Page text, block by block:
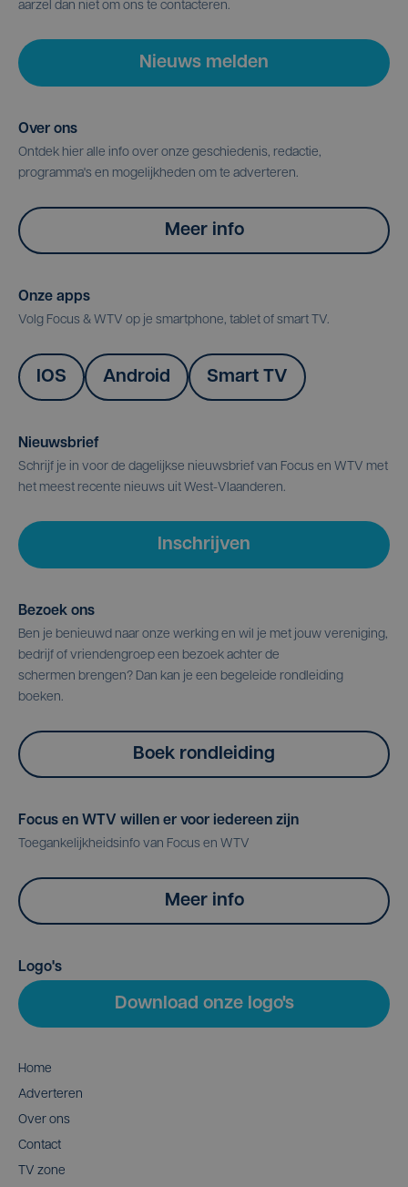
aarzel dan niet om ons te contacteren.
Nieuws melden
Over ons
Ontdek hier alle info over onze geschiedenis, redactie,
programma's en mogelijkheden om te adverteren.
Meer info
Onze apps
Volg Focus & WTV op je smartphone, tablet of smart TV.
IOS Android Smart TV
Nieuwsbrief
Schrijf je in voor de dagelijkse nieuwsbrief van Focus en WTV met
het meest recente nieuws uit West-Vlaanderen.
Inschrijven
Bezoek ons
Ben je benieuwd naar onze werking en wil je met jouw vereniging,
bedrijf of vriendengroep een bezoek achter de
schermen brengen? Dan kan je een begeleide rondleiding
boeken.
Boek rondleiding
Focus en WTV willen er voor iedereen zijn
Toegankelijkheidsinfo van Focus en WTV
Meer info
Logo's
Download onze logo's
Home
Adverteren
Over ons
Contact
TV zone